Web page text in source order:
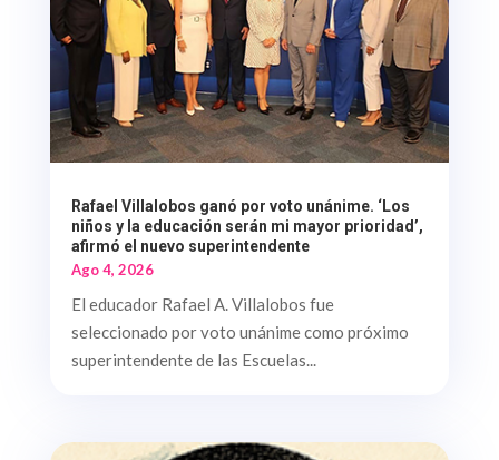
Rafael Villalobos ganó por voto unánime. ‘Los
niños y la educación serán mi mayor prioridad’,
afirmó el nuevo superintendente
Ago 4, 2026
El educador Rafael A. Villalobos fue
seleccionado por voto unánime como próximo
superintendente de las Escuelas...